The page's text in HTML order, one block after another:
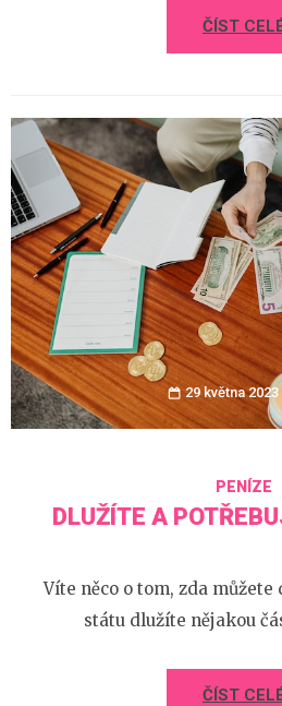
ČÍST
29 května 2023
PENÍZE
DLUŽÍTE A
Víte něco o tom, zda
státu dlužíte nějakou
ČÍST